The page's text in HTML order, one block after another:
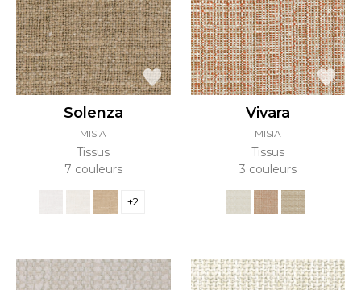
Solenza
MISIA
Tissus
7 couleurs
+2
Vivara
MISIA
Tissus
3 couleurs